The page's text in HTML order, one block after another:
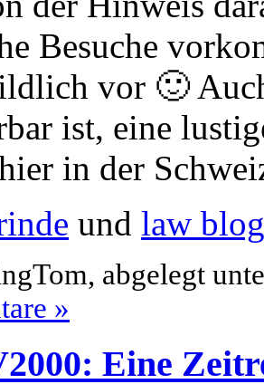
Besuche
vor 🙂
ist, eine
in der
und law blog
abgelegt
»
Eine